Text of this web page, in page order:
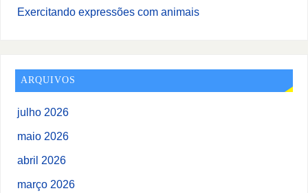
Exercitando expressões com animais
ARQUIVOS
julho 2026
maio 2026
abril 2026
março 2026